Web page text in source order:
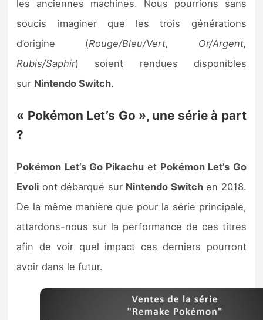
les anciennes machines. Nous pourrions sans
soucis imaginer que les trois générations
d’origine (Rouge/Bleu/Vert, Or/Argent,
Rubis/Saphir) soient rendues disponibles
sur Nintendo Switch.
« Pokémon Let’s Go », une série à part
?
Pokémon Let’s Go Pikachu et Pokémon Let’s Go
Evoli ont débarqué sur Nintendo Switchen 2018.
De la même manière que pour la série principale,
attardons-nous sur la performance de ces titres
afin de voir quel impact ces derniers pourront
avoir dans le futur.